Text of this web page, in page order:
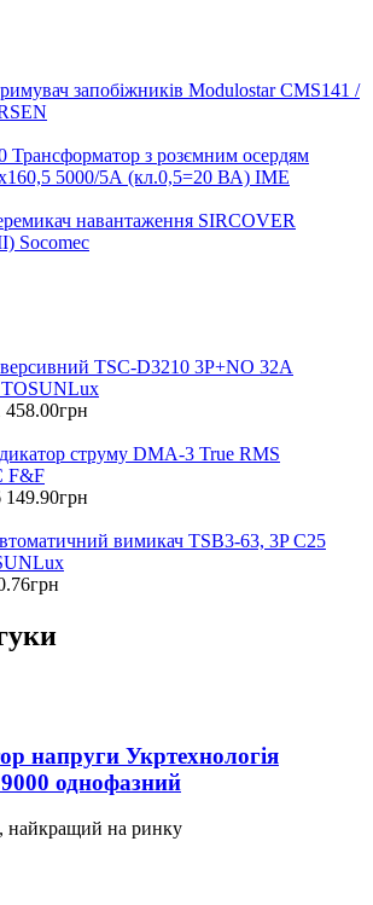
запобіжників Modulostar CMS141 /
Трансформатор з розємним осердям
5000/5А (кл.0,5=20 ВА) IME
навантаження SIRCOVER
Socomec
TSC-D3210 3P+NO 32А
458.00грн
струму DMA-3 True RMS
F&F
149.90грн
вимикач TSB3-63, 3P C25
.76грн
напруги Укртехнологія
однофазний
найкращий на ринку